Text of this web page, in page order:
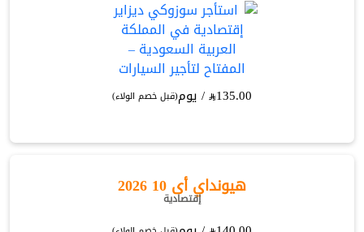
135.00 / يوم(قبل خصم الولاء)
هيونداي أى 10 2026
إقتصادية